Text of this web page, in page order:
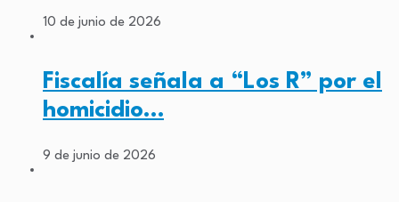
10 de junio de 2026
Fiscalía señala a “Los R” por el
homicidio…
9 de junio de 2026